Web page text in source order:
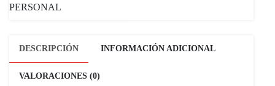
PERSONAL
DESCRIPCIÓN INFORMACIÓN ADICIONAL
VALORACIONES (0)